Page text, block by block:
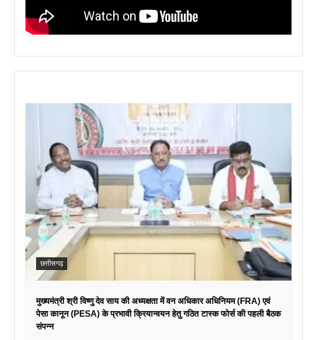
छत्तीसगढ़
मुख्यमंत्री श्री विष्णु देव साय की अध्यक्षता में वन अधिकार अधिनियम (FRA) एवं
पेसा कानून (PESA) के प्रभावी क्रियान्वयन हेतु गठित टास्क फोर्स की पहली बैठक
संपन्न